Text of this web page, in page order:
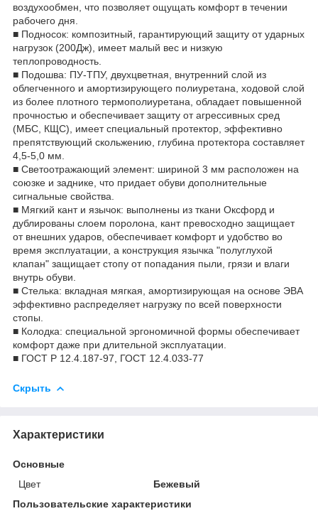
воздухообмен, что позволяет ощущать комфорт в течении
рабочего дня.
■ Подносок: композитный, гарантирующий защиту от ударных
нагрузок (200Дж), имеет малый вес и низкую
теплопроводность.
■ Подошва: ПУ-ТПУ, двухцветная, внутренний слой из
облегченного и амортизирующего полиуретана, ходовой слой
из более плотного термополиуретана, обладает повышенной
прочностью и обеспечивает защиту от агрессивных сред
(МБС, КЩС), имеет специальный протектор, эффективно
препятствующий скольжению, глубина протектора составляет
4,5-5,0 мм.
■ Светоотражающий элемент: шириной 3 мм расположен на
союзке и заднике, что придает обуви дополнительные
сигнальные свойства.
■ Мягкий кант и язычок: выполнены из ткани Оксфорд и
дублированы слоем поролона, кант превосходно защищает
от внешних ударов, обеспечивает комфорт и удобство во
время эксплуатации, а конструкция язычка "полуглухой
клапан" защищает стопу от попадания пыли, грязи и влаги
внутрь обуви.
■ Стелька: вкладная мягкая, амортизирующая на основе ЭВА
эффективно распределяет нагрузку по всей поверхности
стопы.
■ Колодка: специальной эргономичной формы обеспечивает
комфорт даже при длительной эксплуатации.
■ ГОСТ Р 12.4.187-97, ГОСТ 12.4.033-77
Скрыть
Характеристики
Основные
Цвет
Бежевый
Пользовательские характеристики